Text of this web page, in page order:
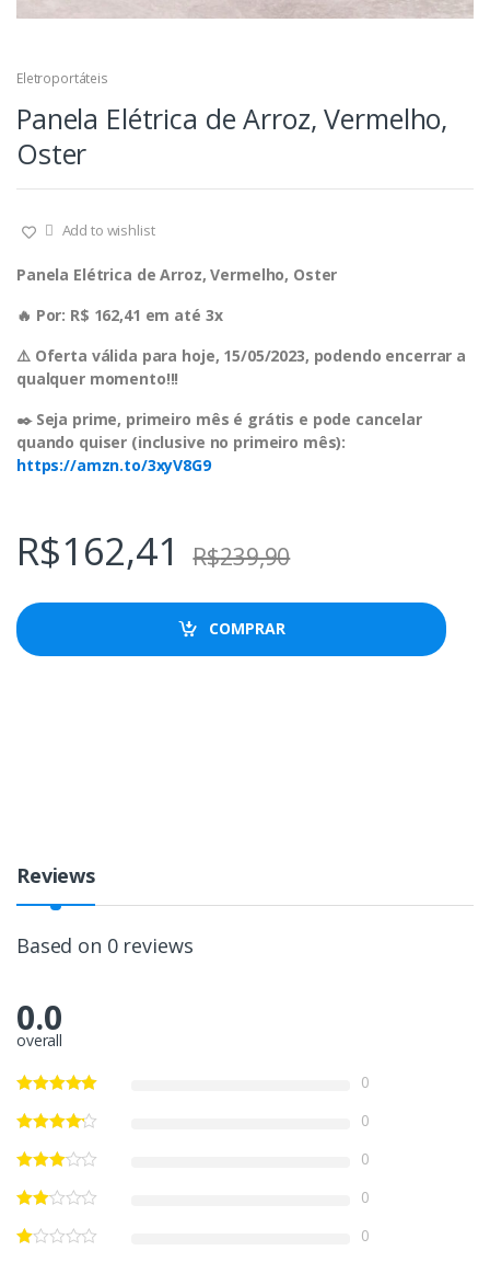
Eletroportáteis
Panela Elétrica de Arroz, Vermelho,
Oster
Add to wishlist
Panela Elétrica de Arroz, Vermelho, Oster
🔥 Por: R$ 162,41 em até 3x
⚠️ Oferta válida para hoje, 15/05/2023, podendo encerrar a
qualquer momento!!!
✒️ Seja prime, primeiro mês é grátis e pode cancelar
quando quiser (inclusive no primeiro mês):
https://amzn.to/3xyV8G9
R$162,41 R$239,90
COMPRAR
Reviews
Based on 0 reviews
0.0
overall
0
0
0
0
0